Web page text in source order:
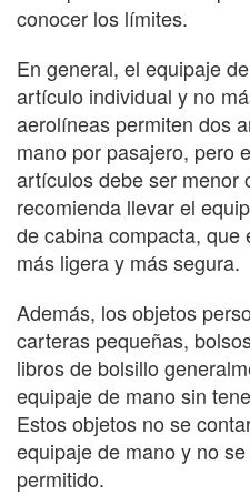
conocer los límites.
En general, el equipaje
artículo individual y no
aerolíneas permiten dos
mano por pasajero, pero
artículos debe ser menor
recomienda llevar el
de cabina compacta, que
más ligera y más segura.
Además, los objetos
carteras pequeñas,
libros de bolsillo
equipaje de mano sin
Estos objetos no se
equipaje de mano y no
permitido.